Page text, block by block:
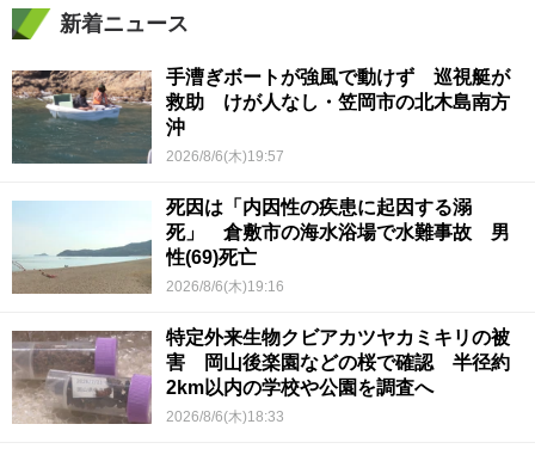
新着ニュース
手漕ぎボートが強風で動けず 巡視艇が
救助 けが人なし・笠岡市の北木島南方
沖
2026/8/6(木)19:57
死因は「内因性の疾患に起因する溺
死」 倉敷市の海水浴場で水難事故 男
性(69)死亡
2026/8/6(木)19:16
特定外来生物クビアカツヤカミキリの被
害 岡山後楽園などの桜で確認 半径約
2km以内の学校や公園を調査へ
2026/8/6(木)18:33